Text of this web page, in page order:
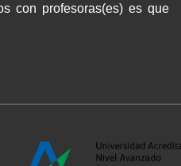
con profesoras(es) es que